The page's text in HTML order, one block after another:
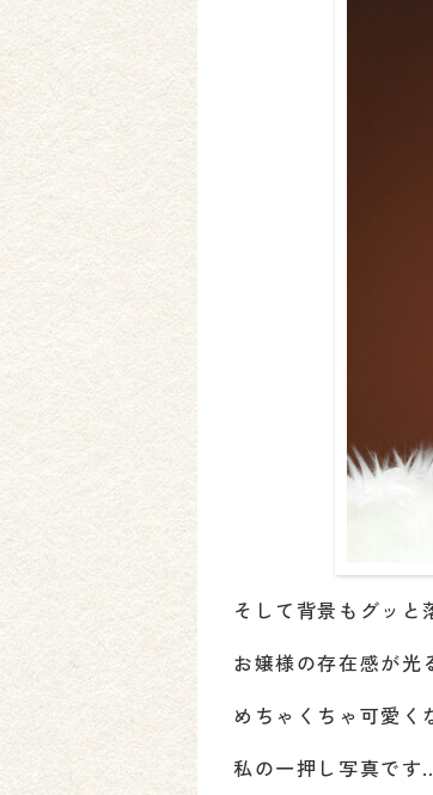
そして背景もグッと
お嬢様の存在感が光
めちゃくちゃ可愛く
私の一押し写真です